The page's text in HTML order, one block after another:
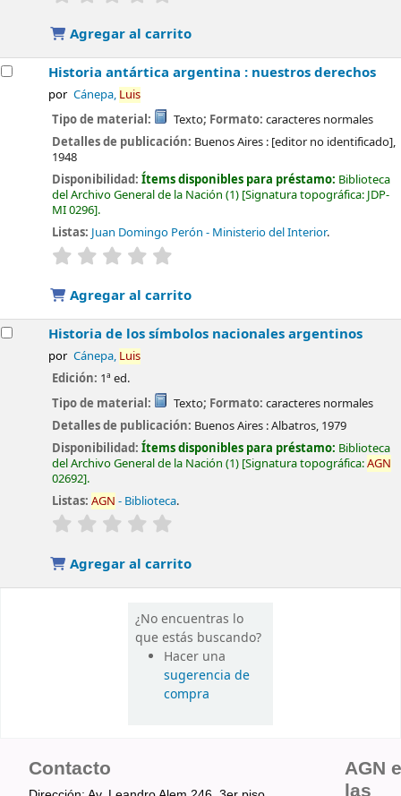
Agregar al carrito
Historia antártica argentina : nuestros derechos
por Cánepa, Luis
Tipo de material: Texto; Formato: caracteres normales
Detalles de publicación: Buenos Aires : [editor no identificado],
1948
Disponibilidad:Ítems disponibles para préstamo: Biblioteca
del Archivo General de la Nación (1) Signatura topográfica: JDP-
MI 0296 .
Listas: Juan Domingo Perón - Ministerio del Interior.
valoración
Agregar al carrito
Historia de los símbolos nacionales argentinos
por Cánepa, Luis
Edición: 1ª ed.
Tipo de material:
Texto; Formato: caracteres normales
Detalles de publicación: Buenos Aires :Albatros, 1979
Disponibilidad:Ítems disponibles para préstamo: Biblioteca
del Archivo General de la Nación (1) Signatura topográfica:AGN
02692 .
Listas: AGN - Biblioteca.
valoración
Agregar al carrito
¿No encuentras lo
que estás buscando?
Hacer una
sugerencia de
compra
Contacto
AGN
las